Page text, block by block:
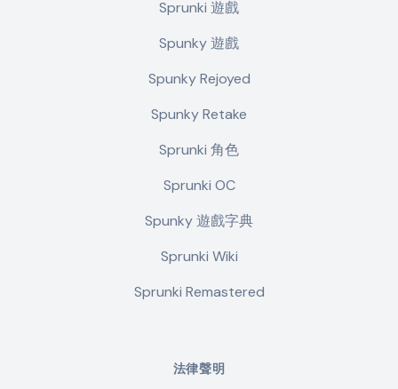
Sprunki 遊戲
Spunky 遊戲
Spunky Rejoyed
Spunky Retake
Sprunki 角色
Sprunki OC
Spunky 遊戲字典
Sprunki Wiki
Sprunki Remastered
法律聲明